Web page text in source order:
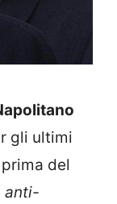
gli ultimi
del
anti-